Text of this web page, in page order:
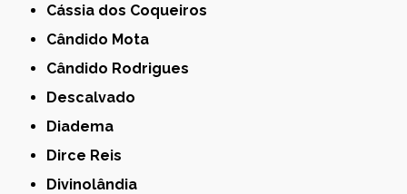
Cássia dos Coqueiros
Cândido Mota
Cândido Rodrigues
Descalvado
Diadema
Dirce Reis
Divinolândia